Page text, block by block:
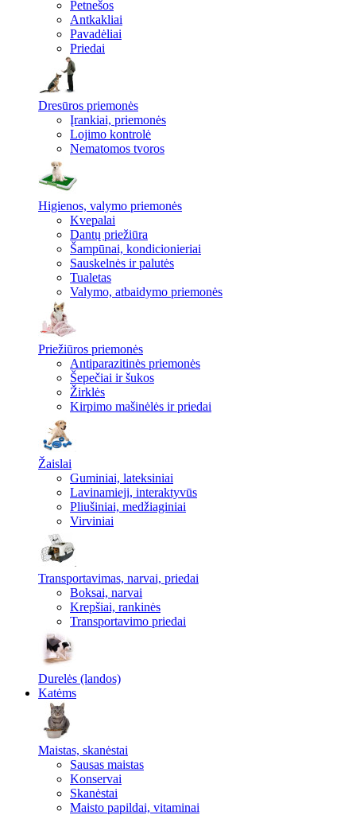
Petnešos
Antkakliai
Pavadėliai
Priedai
Dresūros priemonės
Įrankiai, priemonės
Lojimo kontrolė
Nematomos tvoros
Higienos, valymo priemonės
Kvepalai
Dantų priežiūra
Šampūnai, kondicionieriai
Sauskelnės ir palutės
Tualetas
Valymo, atbaidymo priemonės
Priežiūros priemonės
Antiparazitinės priemonės
Šepečiai ir šukos
Žirklės
Kirpimo mašinėlės ir priedai
Žaislai
Guminiai, lateksiniai
Lavinamieji, interaktyvūs
Pliušiniai, medžiaginiai
Virviniai
Transportavimas, narvai, priedai
Boksai, narvai
Krepšiai, rankinės
Transportavimo priedai
Durelės (landos)
Katėms
Maistas, skanėstai
Sausas maistas
Konservai
Skanėstai
Maisto papildai, vitaminai